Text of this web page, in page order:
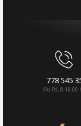
778 545
(Po-Pá, 8-16:00